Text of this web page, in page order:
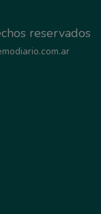
reservados